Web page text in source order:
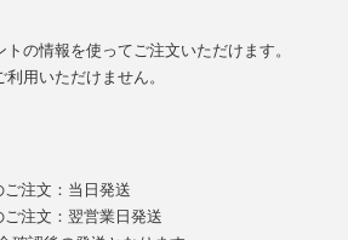
の情報を使ってご注文いただけます。
用いただけません。
注文：当日発送
注文：翌営業日発送